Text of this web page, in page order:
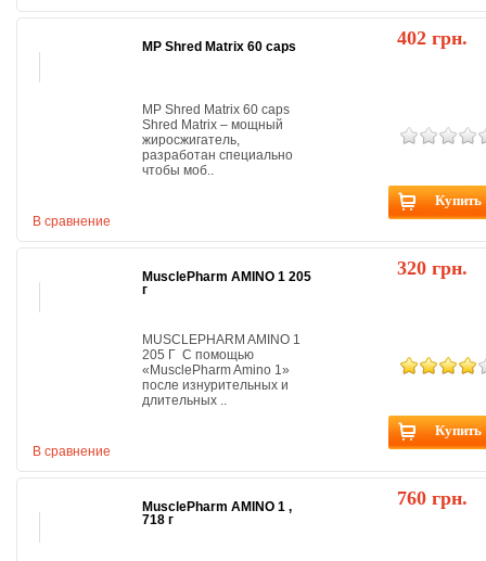
402 грн.
Купить
В сравнение
MP Shred Matrix 60 caps
MP Shred Matrix 60 caps
Shred Matrix – мощный
жиросжигатель,
разработан специально
чтобы моб..
320 грн.
Купить
В сравнение
MusclePharm AMINO 1 205
г
MUSCLEPHARM AMINO 1
205 Г С помощью
«MusclePharm Amino 1»
после изнурительных и
длительных ..
760 грн.
MusclePharm AMINO 1 ,
718 г